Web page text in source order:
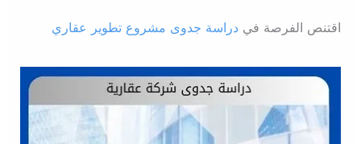
اقتنص الفرصة في دراسة جدوى مشروع تطوير عقاري